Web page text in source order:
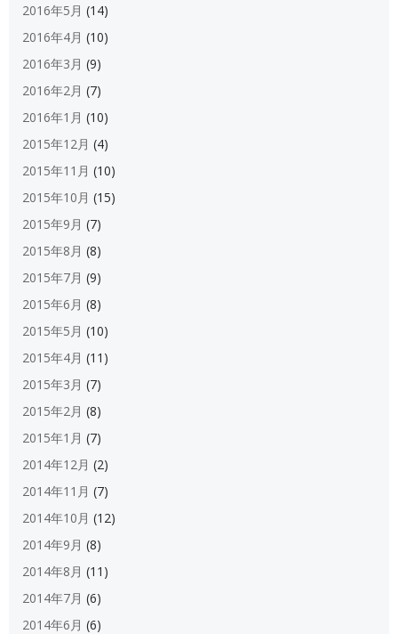
2016年5月 (14)
2016年4月 (10)
2016年3月 (9)
2016年2月 (7)
2016年1月 (10)
2015年12月 (4)
2015年11月 (10)
2015年10月 (15)
2015年9月 (7)
2015年8月 (8)
2015年7月 (9)
2015年6月 (8)
2015年5月 (10)
2015年4月 (11)
2015年3月 (7)
2015年2月 (8)
2015年1月 (7)
2014年12月 (2)
2014年11月 (7)
2014年10月 (12)
2014年9月 (8)
2014年8月 (11)
2014年7月 (6)
2014年6月 (6)